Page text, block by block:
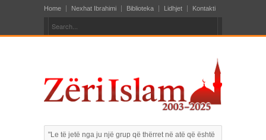
Home Nexhat Ibrahimi Biblioteka Lidhjet Kontakti
"Le të jetë nga ju një grup që thërret në atë që është